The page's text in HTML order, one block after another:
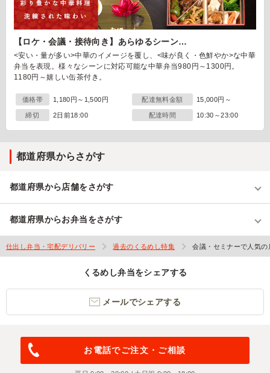
【ロケ・会議・接待向き】あらゆるシーン…
<安い・量が多い>中華のイメージを覆し、<味が良く・色鮮やか>な中華
弁当を表現。様々なシーンに対応可能な中華弁当980円～1300円。
1180円～嬉しい缶茶付き。
価格帯 1,180円～1,500円 配達無料金額 15,000円～
締切 2日前18:00 配達時間 10:30～23:00
都道府県からさがす
都道府県から店舗をさがす
都道府県からお弁当をさがす
仕出し弁当・宅配デリバリー 過去のくるめし特集 会議・セミナーで人気
くるめし弁当をシェアする
メールでシェアする
お電話でご注文・ご相談